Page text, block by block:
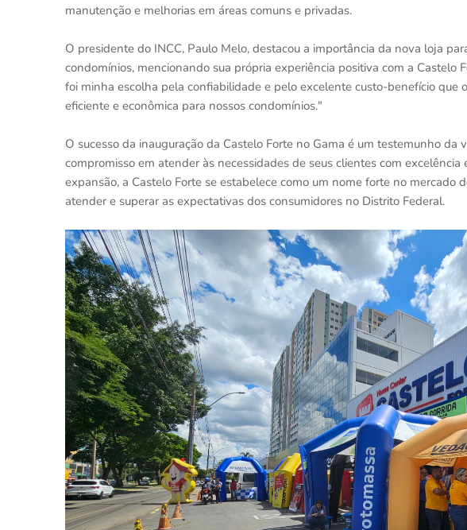
manutenção e melhorias em áreas comuns e privadas.
O presidente do INCC, Paulo Melo, destacou a importância da nova loja
condomínios, mencionando sua própria experiência positiva com a Castelo
foi minha escolha pela confiabilidade e pelo excelente custo-benefício que
eficiente e econômica para nossos condomínios."
O sucesso da inauguração da Castelo Forte no Gama é um testemunho da
compromisso em atender às necessidades de seus clientes com
expansão, a Castelo Forte se estabelece como um nome forte no mercado
atender e superar as expectativas dos consumidores no Distrito Federal.